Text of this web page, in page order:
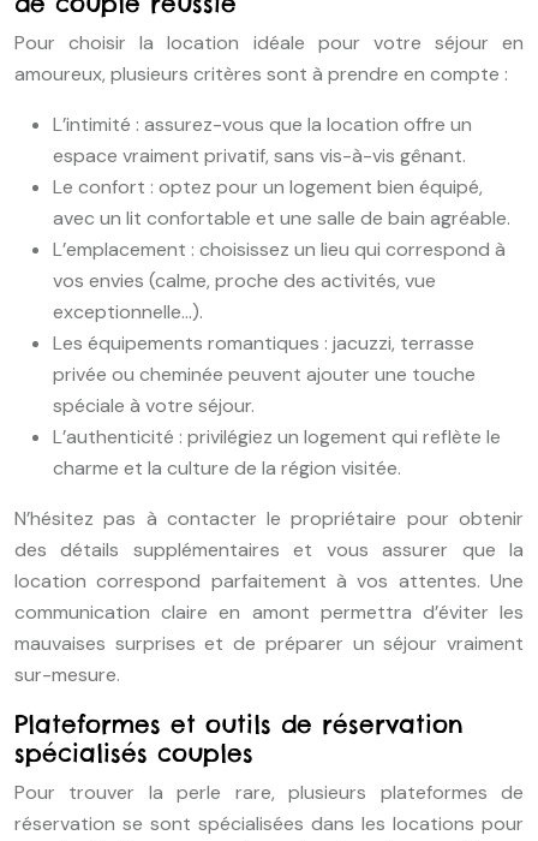
Pour choisir la location idéale pour votre séjour en
amoureux, plusieurs critères sont à prendre en compte :
L’intimité : assurez-vous que la location offre un
espace vraiment privatif, sans vis-à-vis gênant.
Le confort : optez pour un logement bien équipé,
avec un lit confortable et une salle de bain agréable.
L’emplacement : choisissez un lieu qui correspond à
vos envies (calme, proche des activités, vue
exceptionnelle…).
Les équipements romantiques : jacuzzi, terrasse
privée ou cheminée peuvent ajouter une touche
spéciale à votre séjour.
L’authenticité : privilégiez un logement qui reflète le
charme et la culture de la région visitée.
N’hésitez pas à contacter le propriétaire pour obtenir
des détails supplémentaires et vous assurer que la
location correspond parfaitement à vos attentes. Une
communication claire en amont permettra d’éviter les
mauvaises surprises et de préparer un séjour vraiment
sur-mesure.
Plateformes et outils de réservation
spécialisés couples
Pour trouver la perle rare, plusieurs plateformes de
réservation se sont spécialisées dans les locations pour